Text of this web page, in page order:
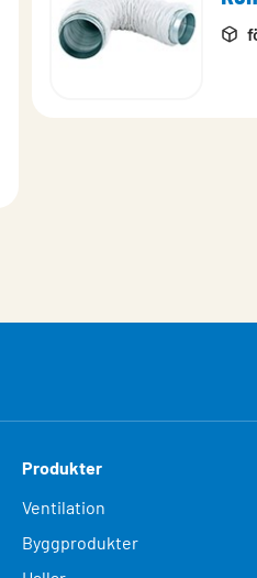
Produkter
Ventilation
Byggprodukter